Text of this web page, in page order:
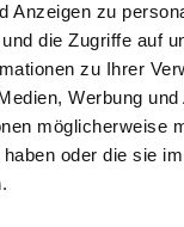
Anzeigen zu
die Zugriffe auf
zu Ihrer
Werbung
möglicherweise
oder die sie